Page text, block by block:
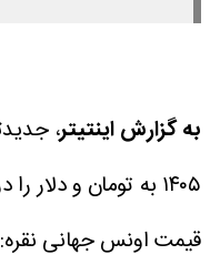
به گزارش اینتیتر
۱۴۰۵ به تومان و دلار را در این مطلب مشاهده می کنید.
قیمت اونس جهانی نقره: